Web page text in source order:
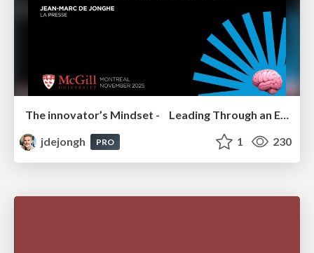
jdejongh
PRO 1 230